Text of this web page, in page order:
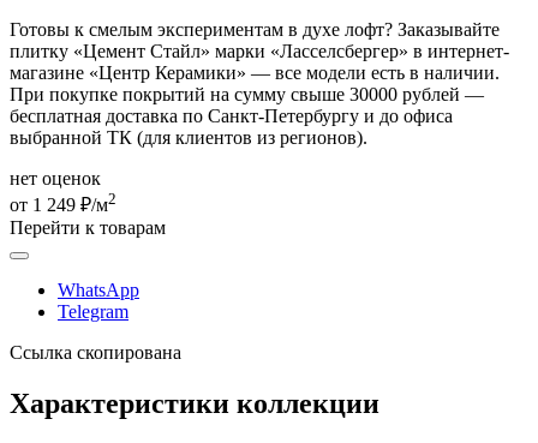
Готовы к смелым экспериментам в духе лофт? Заказывайте
плитку «Цемент Стайл» марки «Ласселсбергер» в интернет-
магазине «Центр Керамики» — все модели есть в наличии.
При покупке покрытий на сумму свыше 30000 рублей —
бесплатная доставка по Санкт-Петербургу и до офиса
выбранной ТК (для клиентов из регионов).
нет оценок
от 1 249 ₽/м2
Перейти к товарам
WhatsApp
Telegram
Ссылка скопирована
Характеристики коллекции